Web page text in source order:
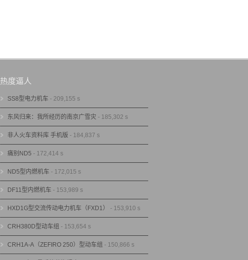
热度逼人
SS8型电力机车 - 209,155 s
东风归来：我所经历的南京广雪灾 - 185,302 s
非人火车资料库 手机版 - 184,837 s
痛别ND5 - 172,414 s
ND5型内燃机车 - 172,015 s
DF11型内燃机车 - 153,989 s
HXD1G型交流传动电力机车（FXD1） - 153,910 s
CRH380D型动车组 - 153,654 s
CRH1A-A（ZEFIRO 250）型动车组 - 150,866 s